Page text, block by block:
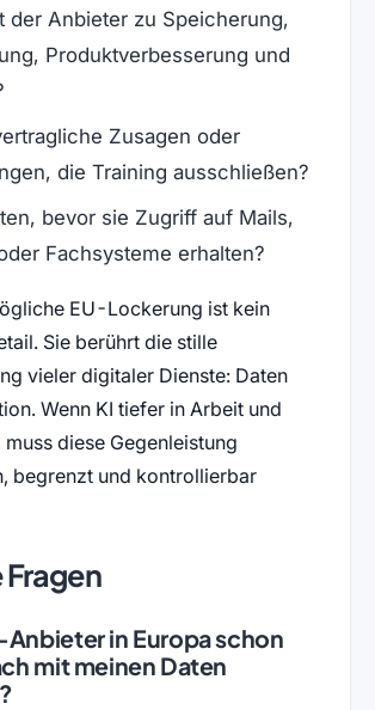
der Anbieter zu Speicherung,
Produktverbesserung und
Zusagen oder
die Training ausschließen?
bevor sie Zugriff auf Mails,
Fachsysteme erhalten?
EU-Lockerung ist kein
Sie berührt die stille
vieler digitaler Dienste: Daten
Wenn KI tiefer in Arbeit und
diese Gegenleistung
begrenzt und kontrollierbar
Anbieter in Europa schon
mit meinen Daten